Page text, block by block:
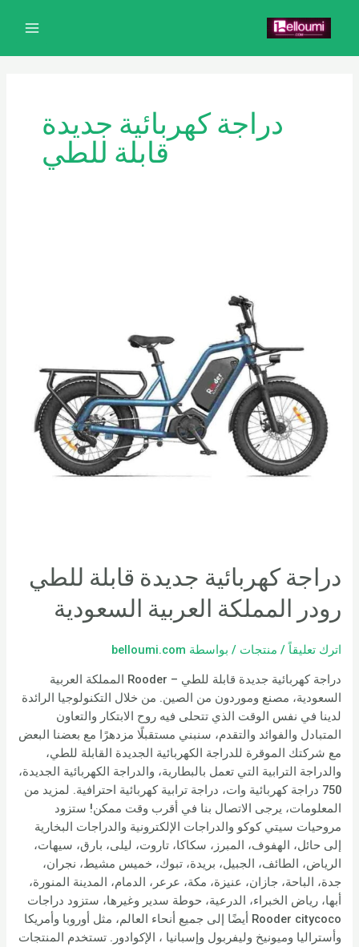
دراجة كهربائية جديدة
قابلة للطي
دراجة كهربائية جديدة قابلة للطي
رودر المملكة العربية السعودية
اترك تعليقاً / منتجات / بواسطة belloumi.com
دراجة كهربائية جديدة قابلة للطي – Rooder المملكة العربية
السعودية، مصنع وموردون من الصين. من خلال التكنولوجيا الرائدة
لدينا في نفس الوقت الذي تتحلى فيه روح الابتكار والتعاون
المتبادل والفوائد والتقدم، سنبني مستقبلًا مزدهرًا مع بعضنا البعض
مع شركتك الموقرة للدراجة الكهربائية الجديدة القابلة للطي،
والدراجة الترابية التي تعمل بالبطارية، والدراجة الكهربائية الجديدة،
750 دراجة كهربائية وات، دراجة ترابية كهربائية احترافية. لمزيد من
المعلومات، يرجى الاتصال بنا في أقرب وقت ممكن! ستزود
مروحيات سيتي كوكو والدراجات الإلكترونية والدراجات البخارية
إلى حائل، الهفوف، المبرز، سكاكا، تاروت، ليلى، بارق، سيهات،
الرياض، الطائف، الجبيل، بريدة، تبوك، خميس مشيط، نجران،
جدة، الباحة، جازان، عنيزة، مكة، عرعر، الدمام، المدينة المنورة،
أبها، رياض الخبراء، الدرعية، حوطة سدير وغيرها، ستزود دراجات
Rooder citycoco أيضًا إلى جميع أنحاء العالم، مثل أوروبا وأمريكا
وأستراليا وميونيخ وليفربول وإسبانيا ، الإكوادور. تستخدم المنتجات